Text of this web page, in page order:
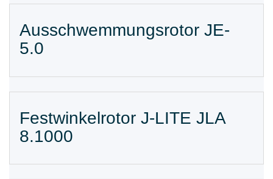
Ausschwemmungsrotor JE-
5.0
Festwinkelrotor J-LITE JLA
8.1000